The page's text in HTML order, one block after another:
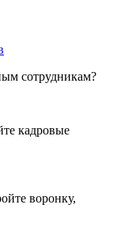
сотрудникам?
кадровые
воронку,